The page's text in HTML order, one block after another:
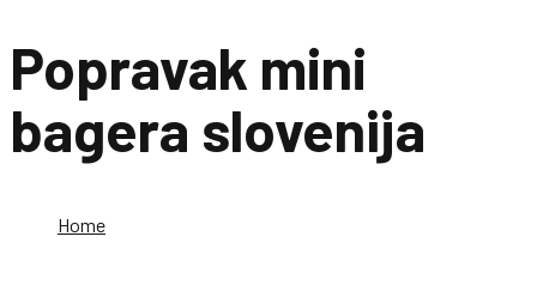
Popravak mini
bagera slovenija
Home